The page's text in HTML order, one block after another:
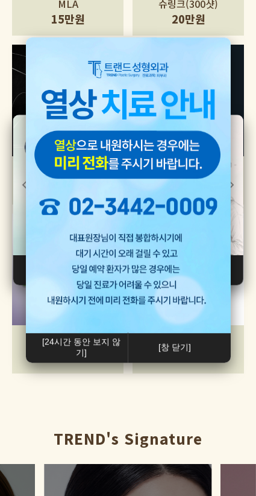
[24시간 동안 보지 않기] [창 닫기]
[24시간 동안 보지 않
기]
[창 닫기]
MLA
15만원
슈링크(300샷)
20만원
이래비티(2000샷) 아이리쥬란 / 리쥬란HB
1cc 20만원
아이써마지(255샷)
99만원
쥬베룩
20만원
TREND's Signature